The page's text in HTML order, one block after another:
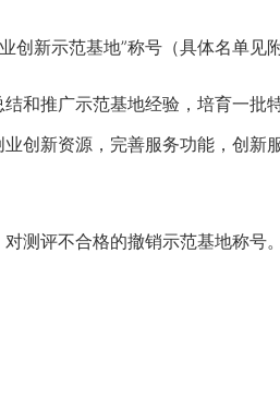
新示范基地”称号（具体名单见附
推广示范基地经验，培育一批
创新资源，完善服务功能，创新
评不合格的撤销示范基地称号。